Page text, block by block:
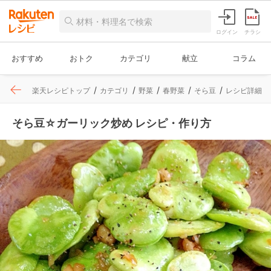
ログイン チラシ
おすすめ おトク カテゴリ 献立 コラム
楽天レシピトップ カテゴリ 野菜 春野菜 そら豆 レシピ詳細
そら豆☆ガーリック炒め レシピ・作り方